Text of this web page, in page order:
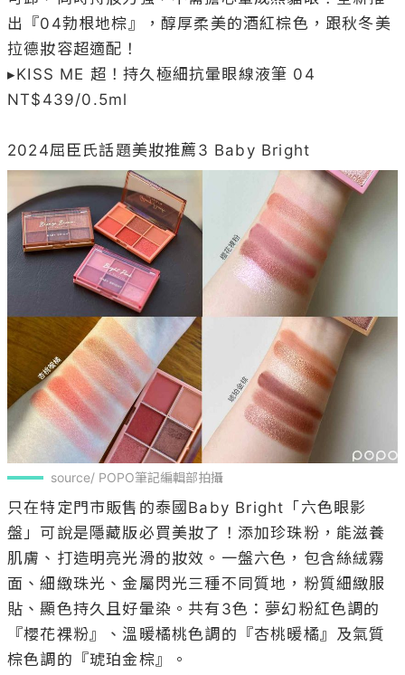
出『04勃根地棕』，醇厚柔美的酒紅棕色，跟秋冬美
拉德妝容超適配！
▸KISS ME 超！持久極細抗暈眼線液筆 04
NT$439/0.5ml
source/ POPO筆記編輯部拍攝
只在特定門市販售的泰國Baby Bright「六色眼影
盤」可說是隱藏版必買美妝了！添加珍珠粉，能滋養
肌膚、打造明亮光滑的妝效。一盤六色，包含絲絨霧
面、細緻珠光、金屬閃光三種不同質地，粉質細緻服
貼、顯色持久且好暈染。共有3色：夢幻粉紅色調的
『櫻花裸粉』、溫暖橘桃色調的『杏桃暖橘』及氣質
棕色調的『琥珀金棕』。